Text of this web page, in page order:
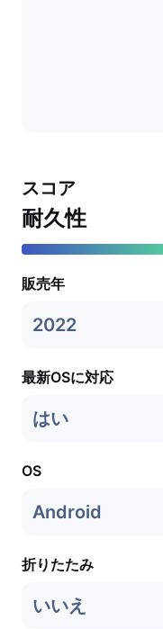
スコア
耐久性
販売年
2022
最新OSに対応
はい
OS
Android
折りたたみ
いいえ